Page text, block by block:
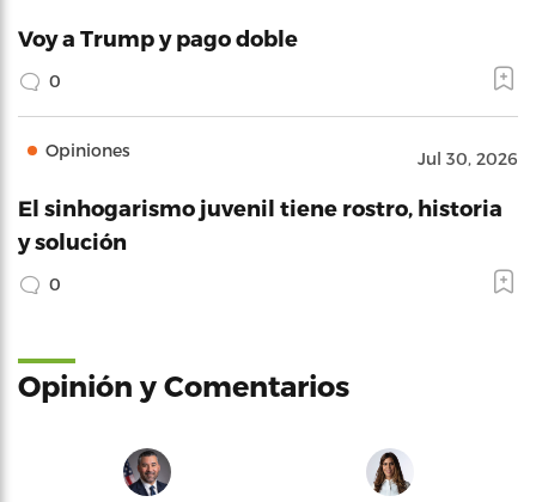
Voy a Trump y pago doble
0
Opiniones Jul 30, 2026
El sinhogarismo juvenil tiene rostro, historia
y solución
0
Opinión y Comentarios